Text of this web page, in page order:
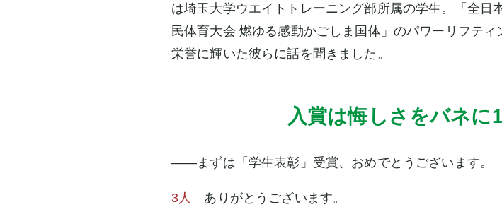
は埼玉大学ウエイトトレーニング部所属の学生。「全日
民体育大会 燃ゆる感動かごしま国体」のパワーリフテ
栄誉に輝いた彼らに話を聞きました。
入賞は悔しさをバネに
――まずは「学生表彰」受賞、おめでとうございます。
3人 ありがとうございます。